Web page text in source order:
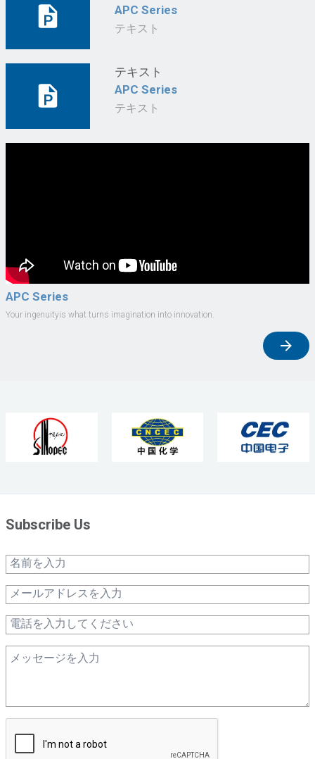
APC Series
テキスト
テキスト
APC Series
テキスト
APC Series
Your ingenuityis what turns imagination into innovation.
Subscribe Us